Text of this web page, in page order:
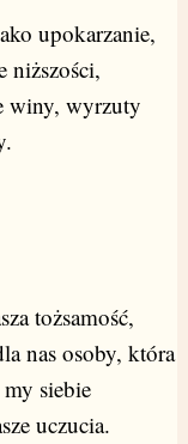
upokarzanie,
niższości,
winy, wyrzuty
tożsamość,
nas osoby, która
siebie
uczucia.